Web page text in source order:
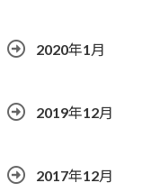
2020年1月
2019年12月
2017年12月